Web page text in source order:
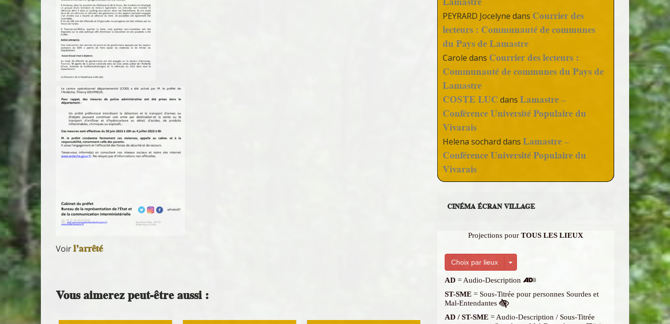
Voirl’arrêté
Vous aimerez peut-être aussi :
PEYRARD Jocelyne dans Courrier des
lecteurs : Communauté de communes
du Pays de Lamastre
Carole dans Courrier des lecteurs :
Communauté de communes du Pays de
Lamastre
COSTE LUC dansLamastre –
Conférence Université Populaire du
Vivarais
Helena sochard dansLamastre –
Conférence Université Populaire du
Vivarais
CINÉMA ÉCRAN VILLAGE